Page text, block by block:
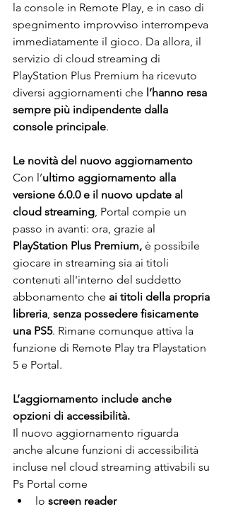
la console in Remote Play, e in caso di
spegnimento improvviso interrompeva
immediatamente il gioco. Da allora, il
servizio di cloud streaming di
PlayStation Plus Premium ha ricevuto
diversi aggiornamenti che l’hanno resa
sempre più indipendente dalla
console principale.
Le novità del nuovo aggiornamento
Con l’ultimo aggiornamento alla
versione 6.0.0 e il nuovo update al
cloud streaming, Portal compie un
passo in avanti: ora, grazie al
PlayStation Plus Premium, è possibile
giocare in streaming sia ai titoli
contenuti all'interno del suddetto
abbonamento che ai titoli della propria
libreria, senza possedere fisicamente
una PS5. Rimane comunque attiva la
funzione di Remote Play tra Playstation
5 e Portal.
L’aggiornamento include anche
opzioni di accessibilità.
Il nuovo aggiornamento riguarda
anche alcune funzioni di accessibilità
incluse nel cloud streaming attivabili su
Ps Portal come
lo screen reader